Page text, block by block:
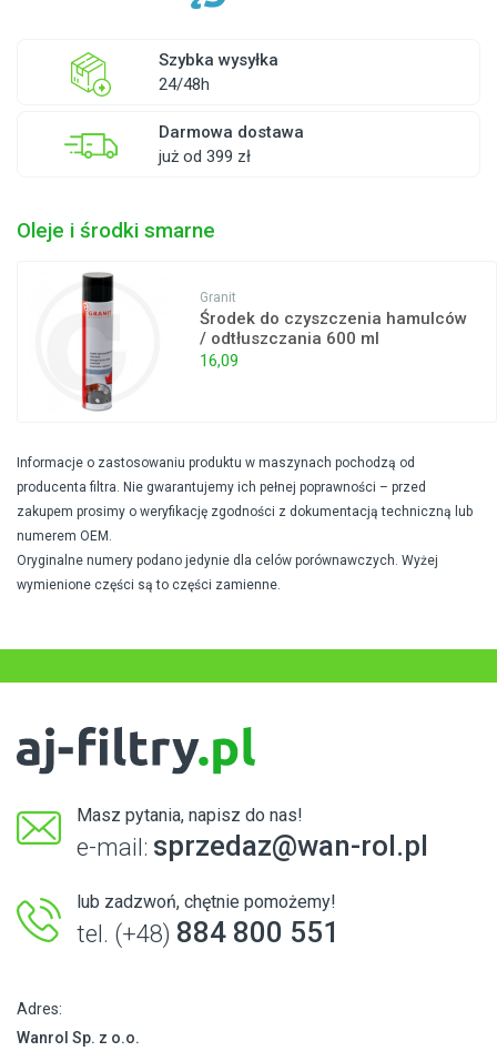
Szybka wysyłka
24/48h
Darmowa dostawa
już od 399 zł
Oleje i środki smarne
Granit
Środek do czyszczenia hamulców
/ odtłuszczania 600 ml
16,09
Informacje o zastosowaniu produktu w maszynach pochodzą od
producenta filtra. Nie gwarantujemy ich pełnej poprawności – przed
zakupem prosimy o weryfikację zgodności z dokumentacją techniczną lub
numerem OEM.
Oryginalne numery podano jedynie dla celów porównawczych. Wyżej
wymienione części są to części zamienne.
Masz pytania, napisz do nas!
e-mail: sprzedaz@wan-rol.pl
lub zadzwoń, chętnie pomożemy!
tel. (+48) 884 800 551
Adres:
Wanrol Sp. z o.o.